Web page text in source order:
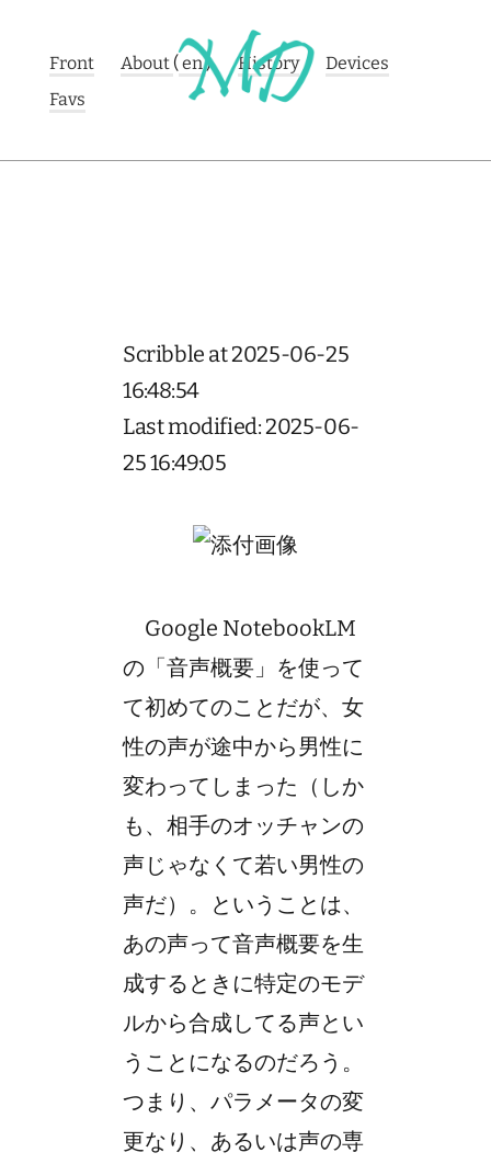
Front About (en) History
Devices
Favs
Scribble at 2025-06-25
16:48:54
Last modified: 2025-06-
25 16:49:05
Google NotebookLM
の「音声概要」を使って
て初めてのことだが、女
性の声が途中から男性に
変わってしまった（しか
も、相手のオッチャンの
声じゃなくて若い男性の
声だ）。ということは、
あの声って音声概要を生
成するときに特定のモデ
ルから合成してる声とい
うことになるのだろう。
つまり、パラメータの変
更なり、あるいは声の専